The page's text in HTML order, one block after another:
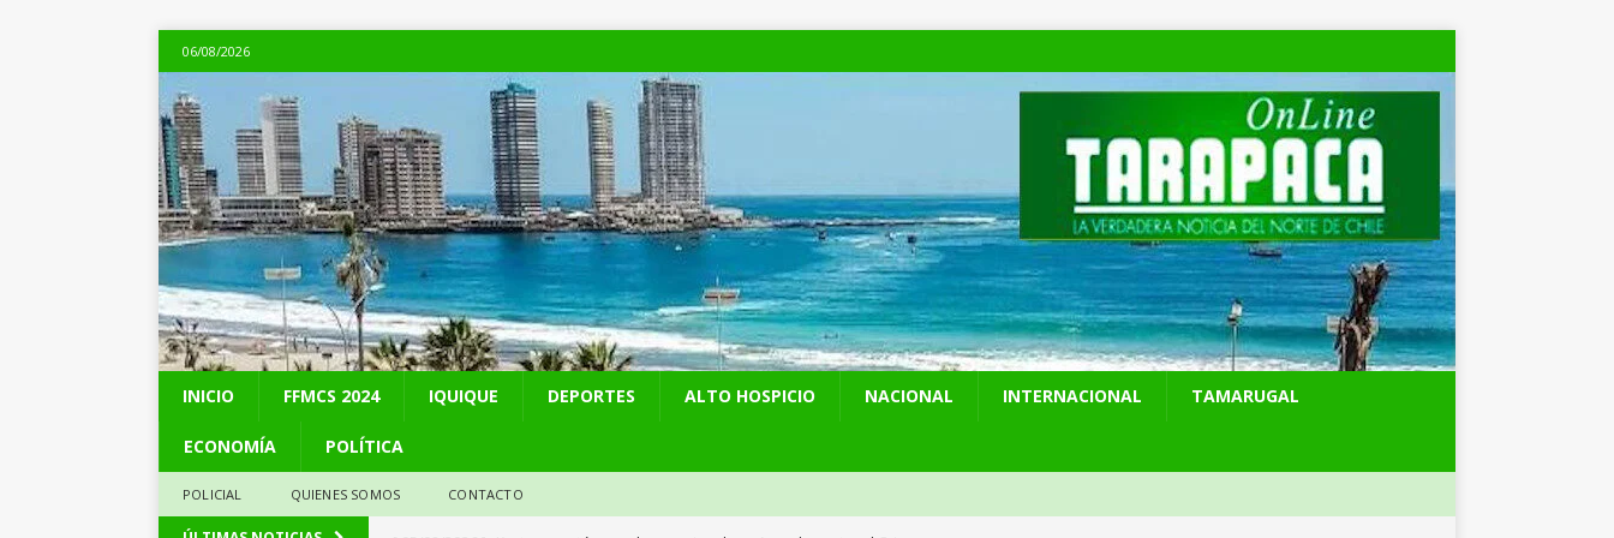
06/08/2026
INICIO FFMCS 2024 IQUIQUE DEPORTES ALTO HOSPICIO NACIONAL INTERNACIONAL TAMARUGAL
ECONOMÍA POLÍTICA
POLICIAL QUIENES SOMOS CONTACTO